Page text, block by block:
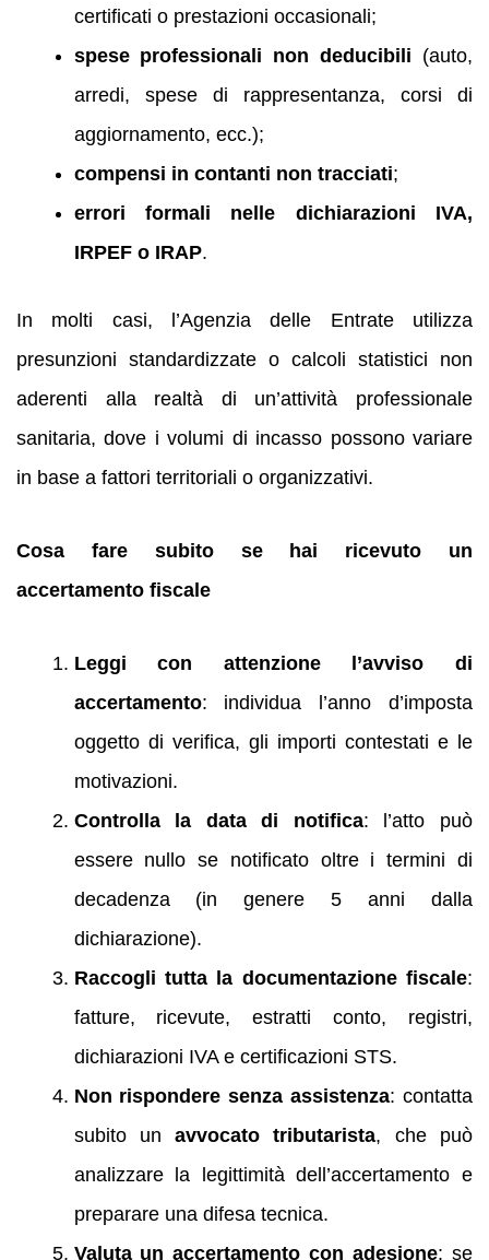
certificati o prestazioni occasionali;
spese professionali non deducibili (auto,
arredi, spese di rappresentanza, corsi di
aggiornamento, ecc.);
compensi in contanti non tracciati;
errori formali nelle dichiarazioni IVA,
IRPEF o IRAP.
In molti casi, l’Agenzia delle Entrate utilizza
presunzioni standardizzate o calcoli statistici non
aderenti alla realtà di un’attività professionale
sanitaria, dove i volumi di incasso possono variare
in base a fattori territoriali o organizzativi.
Cosa fare subito se hai ricevuto un
accertamento fiscale
Leggi con attenzione l’avviso di
accertamento: individua l’anno d’imposta
oggetto di verifica, gli importi contestati e le
motivazioni.
Controlla la data di notifica: l’atto può
essere nullo se notificato oltre i termini di
decadenza (in genere 5 anni dalla
dichiarazione).
Raccogli tutta la documentazione fiscale:
fatture, ricevute, estratti conto, registri,
dichiarazioni IVA e certificazioni STS.
Non rispondere senza assistenza: contatta
subito unavvocato tributarista, che può
analizzare la legittimità dell’accertamento e
preparare una difesa tecnica.
Valuta un accertamento con adesione: se